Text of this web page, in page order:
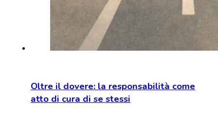
Oltre il dovere: la responsabilità come
atto di cura di se stessi